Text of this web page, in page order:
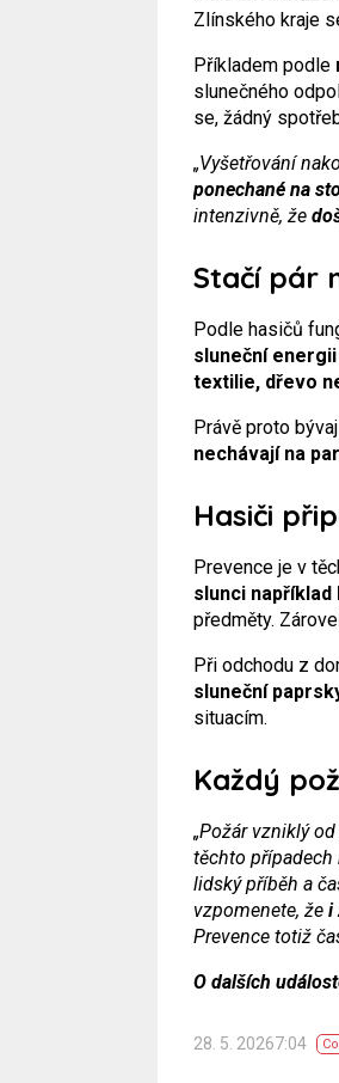
Zlínského kraje
Příkladem podle
slunečného
se, žádný
„Vyšetřování
ponechané na
intenzivně, že
Stačí pár
Podle hasičů
sluneční
textilie, dřevo
Právě proto
nechávají na
Hasiči
Prevence je v
slunci
předměty.
Při odchodu z
sluneční
situacím.
Každý
„Požár vzniklý
těchto případech
lidský příběh a
vzpomenete, že i
Prevence totiž
O dalších
28. 5. 20267:04